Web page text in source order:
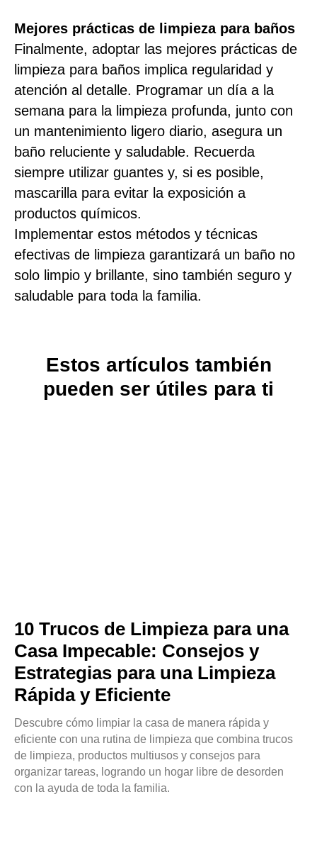
Mejores prácticas de limpieza para baños
Finalmente, adoptar las mejores prácticas de
limpieza para baños implica regularidad y
atención al detalle. Programar un día a la
semana para la limpieza profunda, junto con
un mantenimiento ligero diario, asegura un
baño reluciente y saludable. Recuerda
siempre utilizar guantes y, si es posible,
mascarilla para evitar la exposición a
productos químicos.
Implementar estos métodos y técnicas
efectivas de limpieza garantizará un baño no
solo limpio y brillante, sino también seguro y
saludable para toda la familia.
Estos artículos también
pueden ser útiles para ti
10 Trucos de Limpieza para una
Casa Impecable: Consejos y
Estrategias para una Limpieza
Rápida y Eficiente
Descubre cómo limpiar la casa de manera rápida y
eficiente con una rutina de limpieza que combina trucos
de limpieza, productos multiusos y consejos para
organizar tareas, logrando un hogar libre de desorden
con la ayuda de toda la familia.